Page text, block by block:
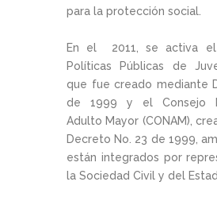
para la protección social.
En el 2011, se activa el
Políticas Públicas de
que fue creado mediante
de 1999 y el Consejo
Adulto Mayor (CONAM),
Decreto No. 23 de 1999,
están integrados por
la Sociedad Civil y del